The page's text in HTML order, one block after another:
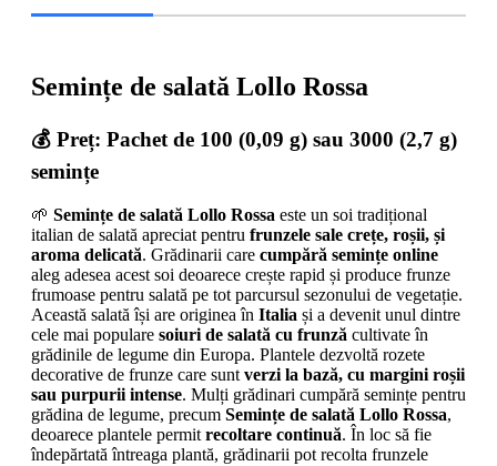
Semințe de salată Lollo Rossa
💰 Preț: Pachet de 100 (0,09 g) sau 3000 (2,7 g)
semințe
🌱 Semințe de salată Lollo Rossa este un soi tradițional
italian de salată apreciat pentru frunzele sale crețe, roșii, și
aroma delicată. Grădinarii care cumpără semințe online
aleg adesea acest soi deoarece crește rapid și produce frunze
frumoase pentru salată pe tot parcursul sezonului de vegetație.
Această salată își are originea în Italia și a devenit unul dintre
cele mai populare soiuri de salată cu frunză cultivate în
grădinile de legume din Europa. Plantele dezvoltă rozete
decorative de frunze care sunt verzi la bază, cu margini roșii
sau purpurii intense. Mulți grădinari cumpără semințe pentru
grădina de legume, precum Semințe de salată Lollo Rossa,
deoarece plantele permit recoltare continuă. În loc să fie
îndepărtată întreaga plantă, grădinarii pot recolta frunzele